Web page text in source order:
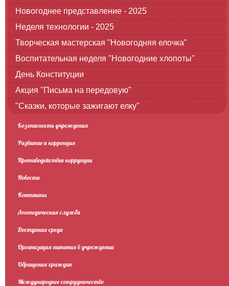
Новогоднее представление - 2025
Неделя технологии - 2025
Творческая мастерская "Новогодняя елочка"
Воспитательная неделя "Новогодние хлопоты"
День Конституции
Акция "Письма на передовую"
"Сказки, которые зажигают елку"
Безопасность учреждения
Развитие и коррекция
Противодействие коррупции
Новости
Контакты
Логопедическая служба
Доступная среда
Организация питания в учреждении
Обращения граждан
Международное сотрудничество